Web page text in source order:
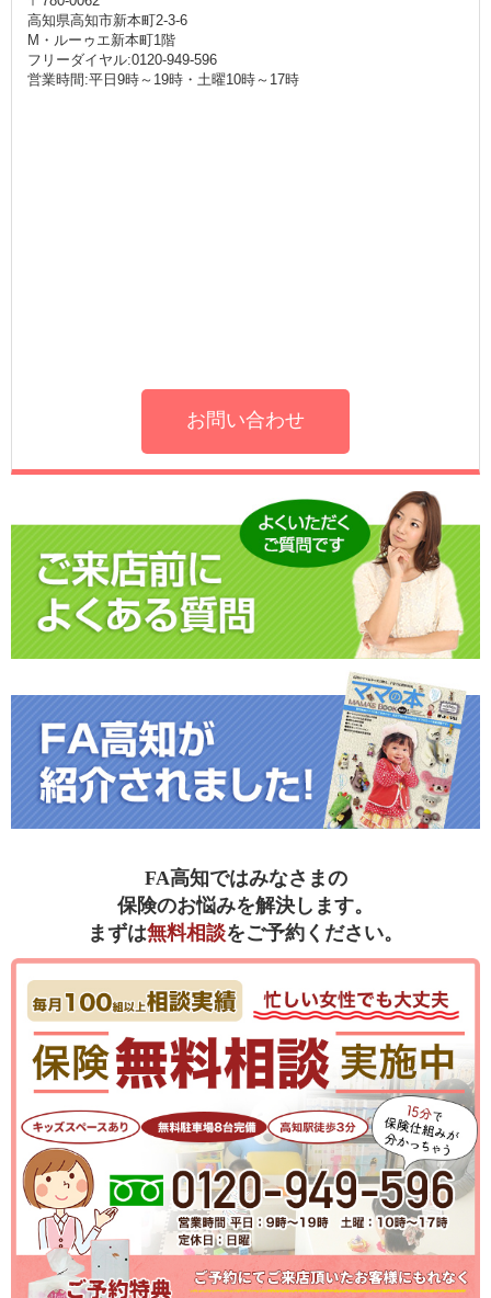
高知県高知市新本町2-3-6
M・ルーゥエ新本町1階
フリーダイヤル:0120-949-596
営業時間:平日9時～19時・土曜10時～17時
お問い合わせ
FA高知ではみなさまの
保険のお悩みを解決します。
まずは無料相談をご予約ください。